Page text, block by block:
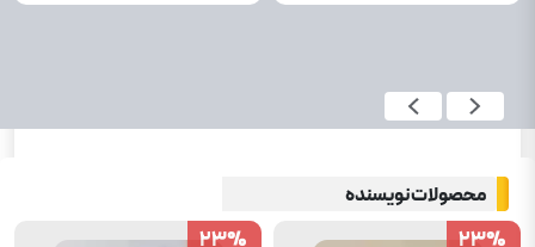
محصولات نویسنده